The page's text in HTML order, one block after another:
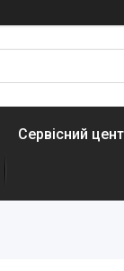
Сервісний